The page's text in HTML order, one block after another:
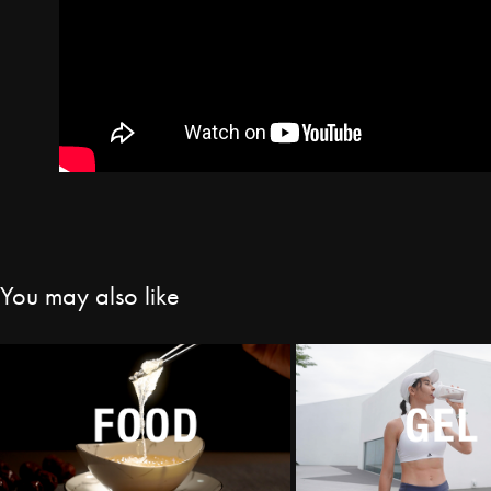
You may also like
食物 補給品